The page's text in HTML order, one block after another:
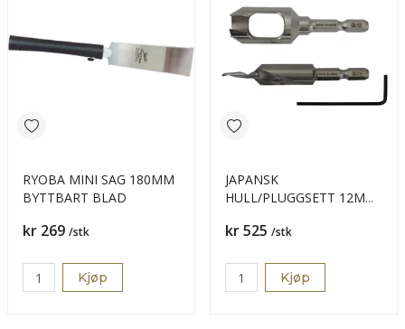
RYOBA MINI SAG 180MM
BYTTBART BLAD
Pris
kr 269 /stk
Kjøp
JAPANSK
HULL/PLUGGSETT 12MM
Pris
kr 525 /stk
Kjøp